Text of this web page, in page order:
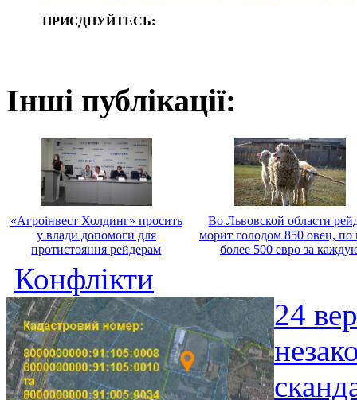
ПРИЄДНУЙТЕСЬ:
Інші публікації:
«Агроінвест Холдинг» просить
у влади допомоги для
протистояння рейдерам
Во Львовской области
морит голодом 850 овец, по
более 500 евро за
Конфлікти
24